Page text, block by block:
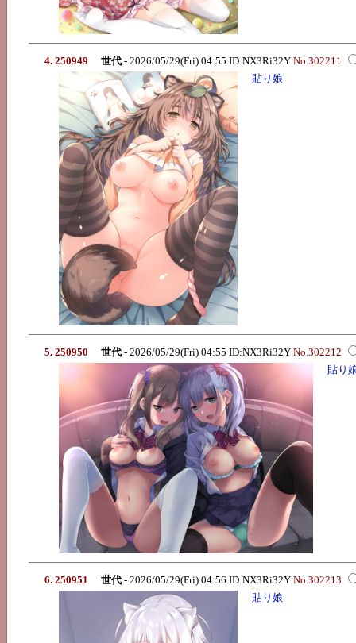
4. 250949 世代 - 2026/05/29(Fri) 04:55 ID:NX3Ri32Y No.302211
貼り娘
5. 250950 世代 - 2026/05/29(Fri) 04:55 ID:NX3Ri32Y No.302212
貼り
6. 250951 世代 - 2026/05/29(Fri) 04:56 ID:NX3Ri32Y No.302213
貼り娘